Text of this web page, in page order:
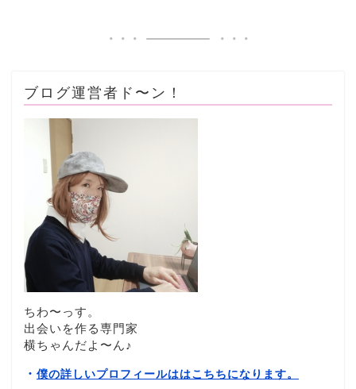
ブログ運営者ド〜ン！
ちわ〜っす。
出会いを作る専門家
横ちゃんだよ〜ん♪
・ 僕の詳しいプロフィールははこちちになります。